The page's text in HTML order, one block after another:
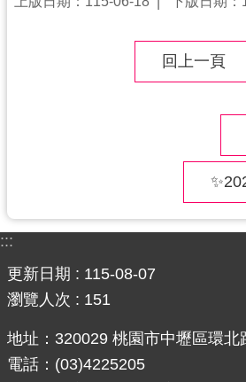
開
回
首
網
回上一頁
:::
更新日期
115-08-07
瀏覽人次
151
地址：320029 桃園市中壢區環北
電話：(03)4225205